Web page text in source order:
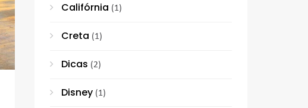
Califórnia (1)
Creta (1)
Dicas (2)
Disney (1)